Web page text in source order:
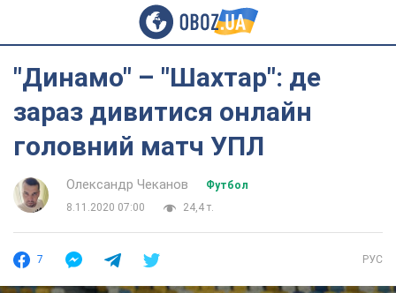
"Динамо" – "Шахтар": де
зараз дивитися онлайн
головний матч УПЛ
Олександр Чеканов
Футбол
8.11.2020 07:00
24,4 т.
7 РУС